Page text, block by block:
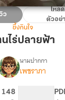
ว
โหลด
ตัวอย่
ซึ้งกินใจ
นไร่ปลายฟ้า
เรื่อง
นามปากกา
เพชราภา
148